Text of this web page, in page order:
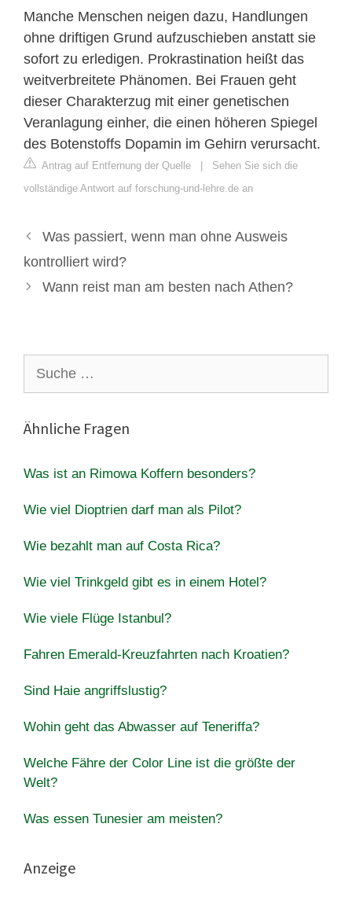
Manche Menschen neigen dazu, Handlungen
ohne driftigen Grund aufzuschieben anstatt sie
sofort zu erledigen. Prokrastination heißt das
weitverbreitete Phänomen. Bei Frauen geht
dieser Charakterzug mit einer genetischen
Veranlagung einher, die einen höheren Spiegel
des Botenstoffs Dopamin im Gehirn verursacht.
Antrag auf Entfernung der Quelle | Sehen Sie sich die
vollständige Antwort auf forschung-und-lehre.de an
Was passiert, wenn man ohne Ausweis
kontrolliert wird?
Wann reist man am besten nach Athen?
nach:
Ähnliche Fragen
Was ist an Rimowa Koffern besonders?
Wie viel Dioptrien darf man als Pilot?
Wie bezahlt man auf Costa Rica?
Wie viel Trinkgeld gibt es in einem Hotel?
Wie viele Flüge Istanbul?
Fahren Emerald-Kreuzfahrten nach Kroatien?
Sind Haie angriffslustig?
Wohin geht das Abwasser auf Teneriffa?
Welche Fähre der Color Line ist die größte der
Welt?
Was essen Tunesier am meisten?
Anzeige